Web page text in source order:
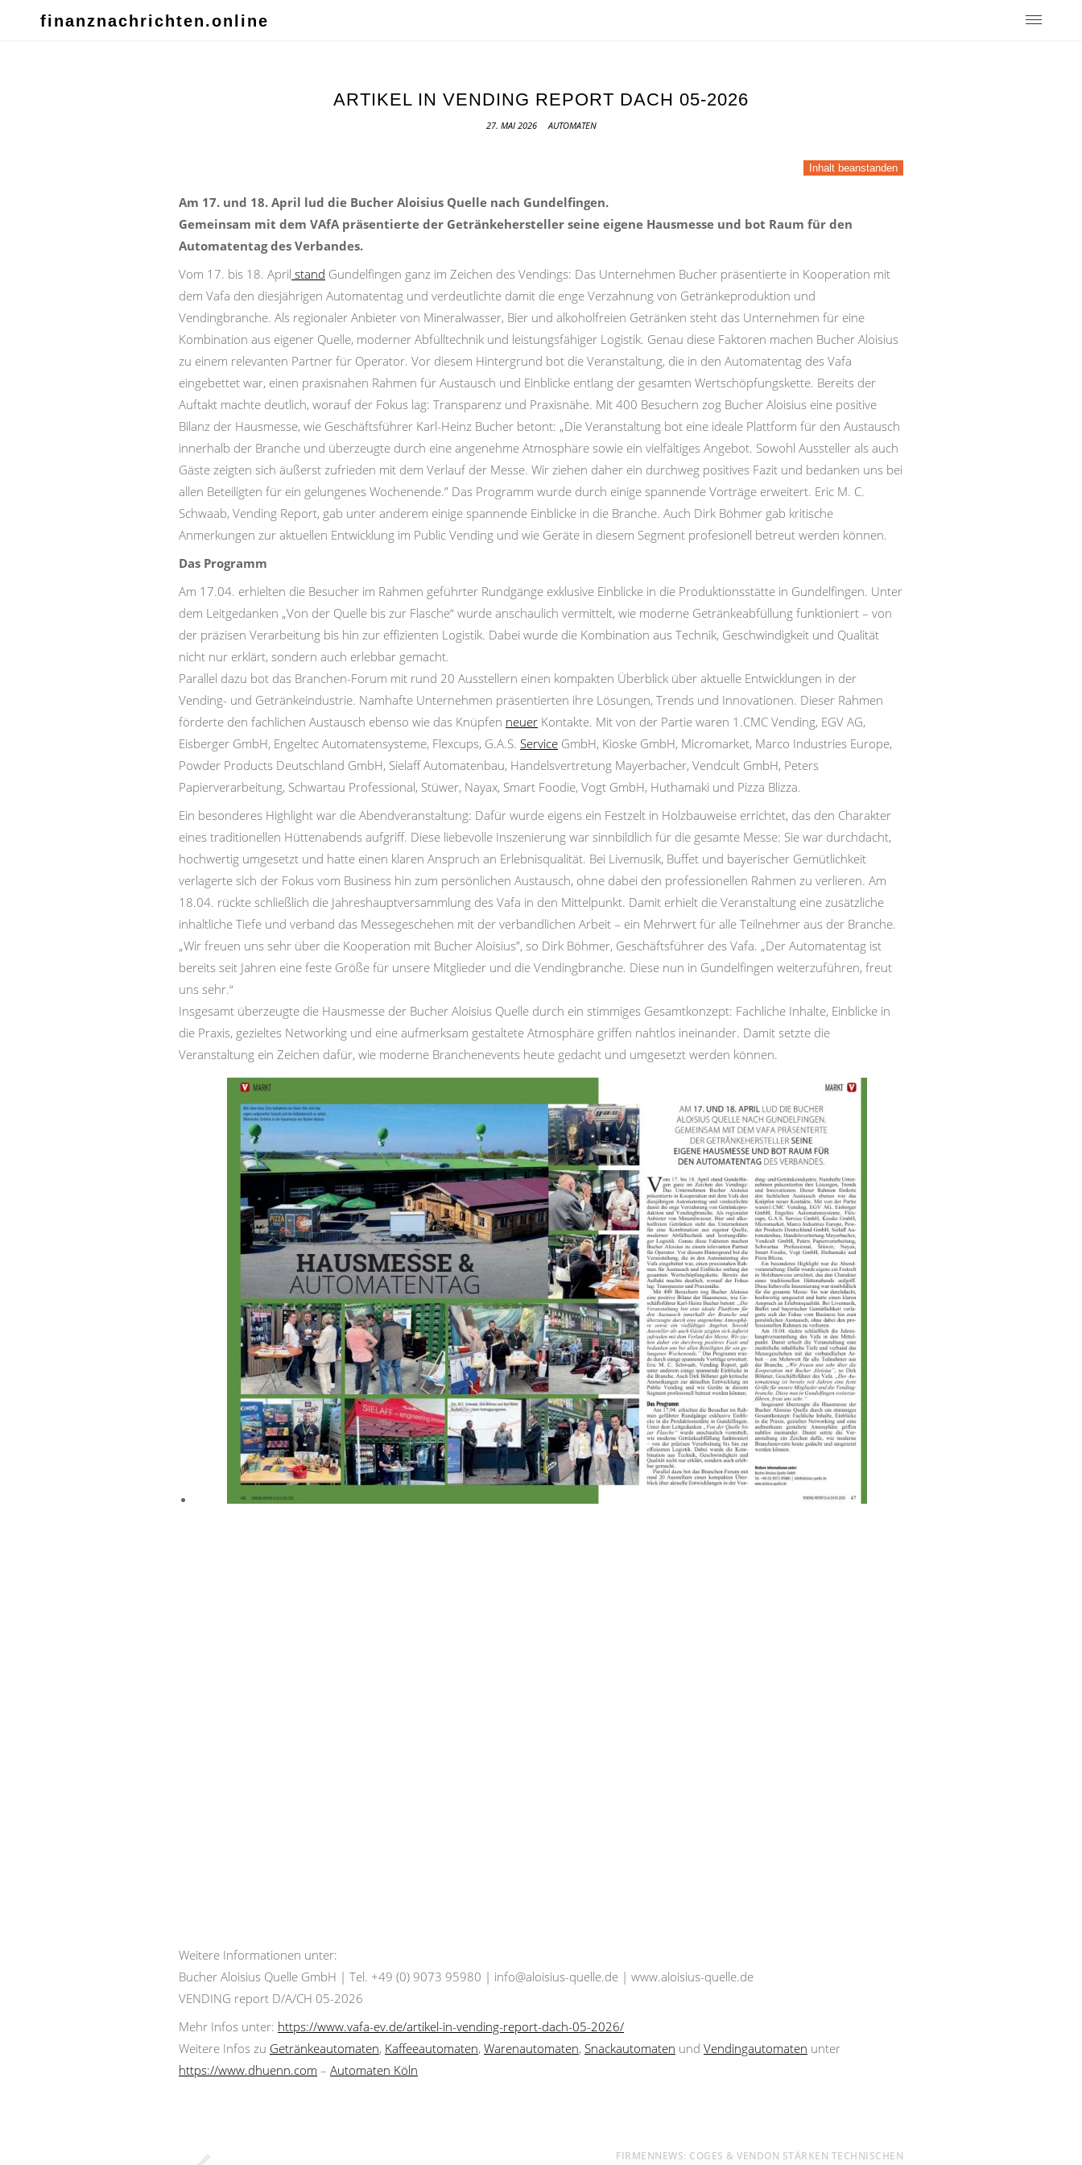
finanznachrichten.online
ARTIKEL IN VENDING REPORT DACH 05-2026
27. MAI 2026 AUTOMATEN
Inhalt beanstanden
Am 17. und 18. April lud die Bucher Aloisius Quelle nach Gundelfingen.
Gemeinsam mit dem VAfA präsentierte der Getränkehersteller seine eigene Hausmesse und bot Raum für den
Automatentag des Verbandes.
Vom 17. bis 18. April stand Gundelfingen ganz im Zeichen des Vendings: Das Unternehmen Bucher präsentierte in Kooperation mit
dem Vafa den diesjährigen Automatentag und verdeutlichte damit die enge Verzahnung von Getränkeproduktion und
Vendingbranche. Als regionaler Anbieter von Mineralwasser, Bier und alkoholfreien Getränken steht das Unternehmen für eine
Kombination aus eigener Quelle, moderner Abfülltechnik und leistungsfähiger Logistik. Genau diese Faktoren machen Bucher Aloisius
zu einem relevanten Partner für Operator. Vor diesem Hintergrund bot die Veranstaltung, die in den Automatentag des Vafa
eingebettet war, einen praxisnahen Rahmen für Austausch und Einblicke entlang der gesamten Wertschöpfungskette. Bereits der
Auftakt machte deutlich, worauf der Fokus lag: Transparenz und Praxisnähe. Mit 400 Besuchern zog Bucher Aloisius eine positive
Bilanz der Hausmesse, wie Geschäftsführer Karl-Heinz Bucher betont: „Die Veranstaltung bot eine ideale Plattform für den Austausch
innerhalb der Branche und überzeugte durch eine angenehme Atmosphäre sowie ein vielfältiges Angebot. Sowohl Aussteller als auch
Gäste zeigten sich äußerst zufrieden mit dem Verlauf der Messe. Wir ziehen daher ein durchweg positives Fazit und bedanken uns bei
allen Beteiligten für ein gelungenes Wochenende.” Das Programm wurde durch einige spannende Vorträge erweitert. Eric M. C.
Schwaab, Vending Report, gab unter anderem einige spannende Einblicke in die Branche. Auch Dirk Böhmer gab kritische
Anmerkungen zur aktuellen Entwicklung im Public Vending und wie Geräte in diesem Segment profesionell betreut werden können.
Das Programm
Am 17.04. erhielten die Besucher im Rahmen geführter Rundgänge exklusive Einblicke in die Produktionsstätte in Gundelfingen. Unter
dem Leitgedanken „Von der Quelle bis zur Flasche“ wurde anschaulich vermittelt, wie moderne Getränkeabfüllung funktioniert – von
der präzisen Verarbeitung bis hin zur effizienten Logistik. Dabei wurde die Kombination aus Technik, Geschwindigkeit und Qualität
nicht nur erklärt, sondern auch erlebbar gemacht.
Parallel dazu bot das Branchen-Forum mit rund 20 Ausstellern einen kompakten Überblick über aktuelle Entwicklungen in der
Vending- und Getränkeindustrie. Namhafte Unternehmen präsentierten ihre Lösungen, Trends und Innovationen. Dieser Rahmen
förderte den fachlichen Austausch ebenso wie das Knüpfen neuer Kontakte. Mit von der Partie waren 1.CMC Vending, EGV AG,
Eisberger GmbH, Engeltec Automatensysteme, Flexcups, G.A.S. Service GmbH, Kioske GmbH, Micromarket, Marco Industries Europe,
Powder Products Deutschland GmbH, Sielaff Automatenbau, Handelsvertretung Mayerbacher, Vendcult GmbH, Peters
Papierverarbeitung, Schwartau Professional, Stüwer, Nayax, Smart Foodie, Vogt GmbH, Huthamaki und Pizza Blizza.
Ein besonderes Highlight war die Abendveranstaltung: Dafür wurde eigens ein Festzelt in Holzbauweise errichtet, das den Charakter
eines traditionellen Hüttenabends aufgriff. Diese liebevolle Inszenierung war sinnbildlich für die gesamte Messe: Sie war durchdacht,
hochwertig umgesetzt und hatte einen klaren Anspruch an Erlebnisqualität. Bei Livemusik, Buffet und bayerischer Gemütlichkeit
verlagerte sich der Fokus vom Business hin zum persönlichen Austausch, ohne dabei den professionellen Rahmen zu verlieren. Am
18.04. rückte schließlich die Jahreshauptversammlung des Vafa in den Mittelpunkt. Damit erhielt die Veranstaltung eine zusätzliche
inhaltliche Tiefe und verband das Messegeschehen mit der verbandlichen Arbeit – ein Mehrwert für alle Teilnehmer aus der Branche.
„Wir freuen uns sehr über die Kooperation mit Bucher Aloisius”, so Dirk Böhmer, Geschäftsführer des Vafa. „Der Automatentag ist
bereits seit Jahren eine feste Größe für unsere Mitglieder und die Vendingbranche. Diese nun in Gundelfingen weiterzuführen, freut
uns sehr.“
Insgesamt überzeugte die Hausmesse der Bucher Aloisius Quelle durch ein stimmiges Gesamtkonzept: Fachliche Inhalte, Einblicke in
die Praxis, gezieltes Networking und eine aufmerksam gestaltete Atmosphäre griffen nahtlos ineinander. Damit setzte die
Veranstaltung ein Zeichen dafür, wie moderne Branchenevents heute gedacht und umgesetzt werden können.
Weitere Informationen unter:
Bucher Aloisius Quelle GmbH | Tel. +49 (0) 9073 95980 | info@aloisius-quelle.de | www.aloisius-quelle.de
VENDING report D/A/CH 05-2026
Mehr Infos unter: https://www.vafa-ev.de/artikel-in-vending-report-dach-05-2026/
Weitere Infos zu Getränkeautomaten, Kaffeeautomaten, Warenautomaten, Snackautomaten und Vendingautomaten unter
https://www.dhuenn.com – Automaten Köln
FIRMENNEWS: COGES & VENDON STÄRKEN TECHNISCHEN